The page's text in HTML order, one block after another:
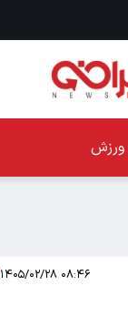
ورزش
۱۴۰۵/۰۲/۲۸ ۰۸:۴۶